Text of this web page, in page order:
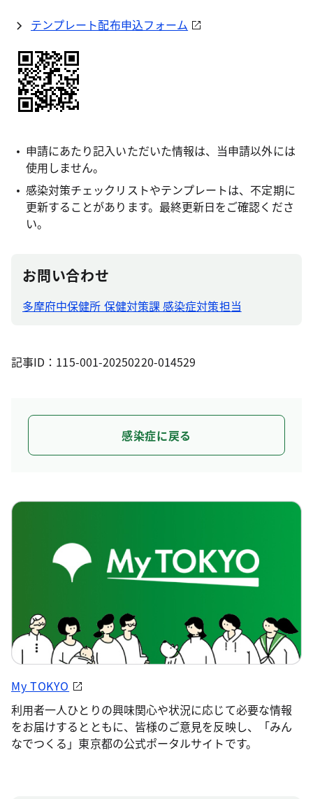
テンプレート配布申込フォーム
申請にあたり記入いただいた情報は、当申請以外には
使用しません。
感染対策チェックリストやテンプレートは、不定期に
更新することがあります。最終更新日をご確認くださ
い。
お問い合わせ
多摩府中保健所 保健対策課 感染症対策担当
記事ID：115-001-20250220-014529
感染症に戻る
My TOKYO
利用者一人ひとりの興味関心や状況に応じて必要な情報
をお届けするとともに、皆様のご意見を反映し、「みん
なでつくる」東京都の公式ポータルサイトです。